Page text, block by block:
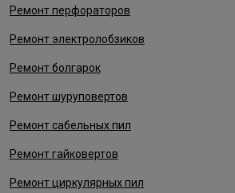
Ремонт перфораторов
Ремонт электролобзиков
Ремонт болгарок
Ремонт шуруповертов
Ремонт сабельных пил
Ремонт гайковертов
Ремонт циркулярных пил